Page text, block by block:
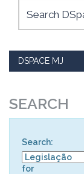
DSPACE MJ
SEARCH
Search:
for